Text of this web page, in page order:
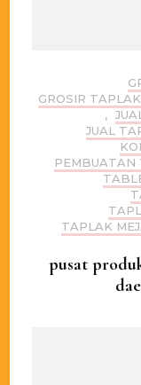
GROSIR
,
JUAL
PEMBUATAN
TAPLAK
pusat